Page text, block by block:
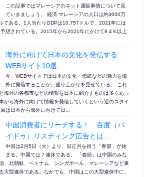
この記事ではマレーシアのネット通販事情について見
ていきましょう。 経済 マレーシアの人口は約3000万
である。1人当たりGDPは10,757ドルで、2021年には
想されている。2015年から2021年にかけて8.4％以上
海外に向けて日本の文化を発信する
WEBサイト10選...
今、WEBサイトでは日本の文化・伝統などの魅力を海
外に発信することが、盛り上がりを見せている。 これ
海外の各都市などの情報を日本に紹介すものは多くあっ
から海外に向けて情報を発信していくという逆のスタイ
は日本から海外に向けて日...
中国消費者にリーチする！ 百度（バ
イドゥ）リスティング広告とは...
中国は2月5日（火）より、旧正月を祝う「春節」が始
まる。中国では７連休である。 「春節」は中国のみな
、北朝鮮、ベトナム、シンガポール、マレーシアなど東
大型連休である。なかでも、中国はこの大型連休中に、